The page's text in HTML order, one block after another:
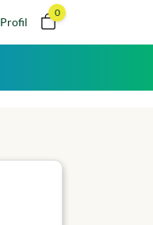
Profil
0